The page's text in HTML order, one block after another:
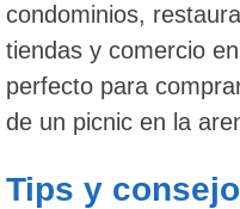
condominios,
tiendas y comercio
perfecto para
de un picnic en la
Tips y